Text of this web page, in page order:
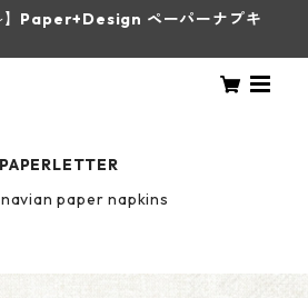
Paper+Design ペーパーナプキ
PAPERLETTER
paper napkins